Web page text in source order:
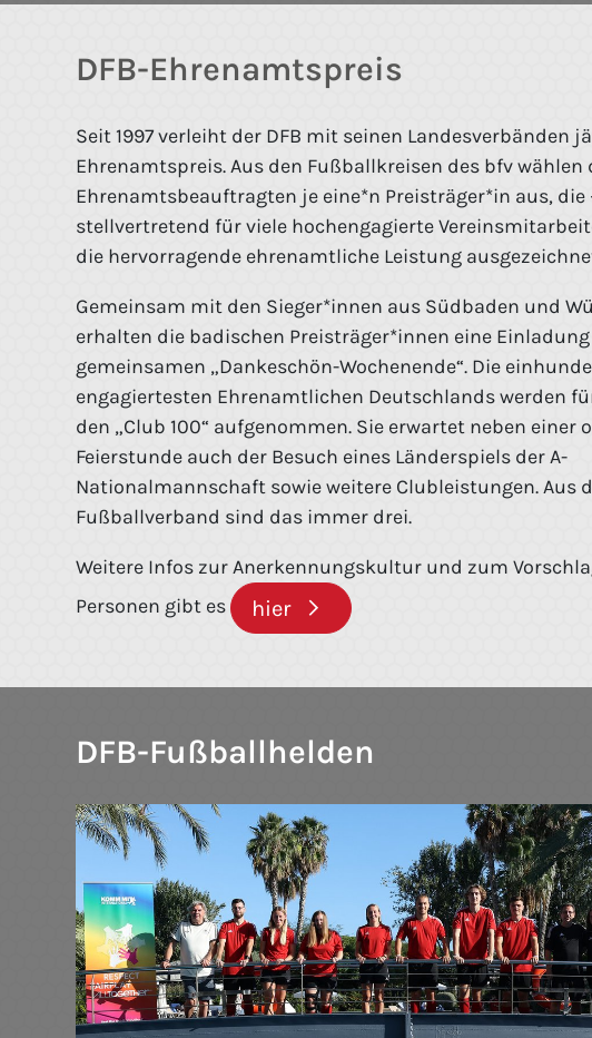
DFB-Ehrenamtspreis
Seit 1997 verleiht der DFB mit seinen Landesverbänden
Ehrenamtspreis. Aus den Fußballkreisen des bfv wählen
Ehrenamtsbeauftragten je eine*n Preisträger*in aus, die
stellvertretend für viele hochengagierte
die hervorragende ehrenamtliche Leistung
Gemeinsam mit den Sieger*innen aus Südbaden und
erhalten die badischen Preisträger*innen eine
gemeinsamen „Dankeschön-Wochenende“. Die
engagiertesten Ehrenamtlichen Deutschlands werden
den „Club 100“ aufgenommen. Sie erwartet neben einer
Feierstunde auch der Besuch eines Länderspiels der A-
Nationalmannschaft sowie weitere Clubleistungen. Aus
Fußballverband sind das immer drei.
Weitere Infos zur Anerkennungskultur und zum
Personen gibt es
hier
DFB-Fußballhelden